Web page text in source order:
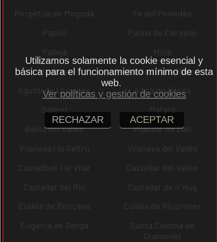
Perpètua de Mogoda
Fe del Penedès
Papiol
Palma de Cervelló
Pallejà
Moià
Mediona
Andreu de la Barca
Agustí de Lluçanès
Adrià de Besòs
Sallent
Mataró
Badia del Vallès
Vilassar de Dalt
Vilanova i la Geltrú
Vilanova del Vallès
Castellbell i el Vilar
Castellar del Vallès
Castellar del Riu
Castellar de n´Hug
Eulàlia de Ronçana
Eulàlia de Riuprimer
Eugènia de Berga
Santa Coloma de
Gramenet
Utilizamos solamente la cookie esencial y
básica para el funcionamiento mínimo de esta
web.
Ver políticas y gestión de cookies
RECHAZAR ACEPTAR